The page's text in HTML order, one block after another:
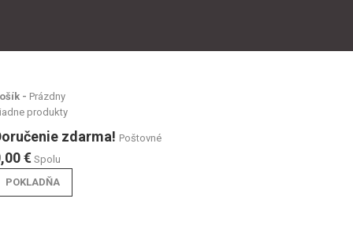
- Prázdny
produkty
zdarma! Poštovné
€ Spolu
POKLADŇA